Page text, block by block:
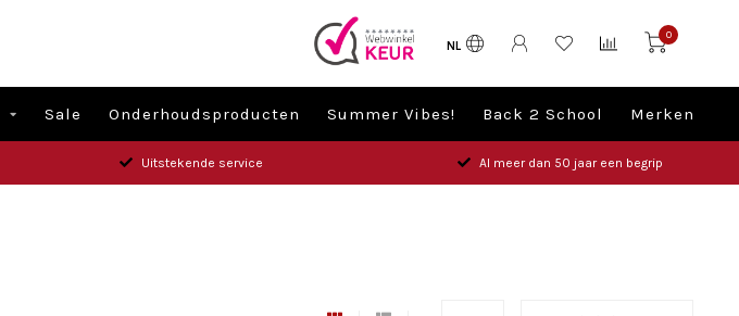
NL
0
Sale Onderhoudsproducten Summer Vibes! Back 2 School Merken
Uitstekende service Al meer dan 50 jaar een begrip